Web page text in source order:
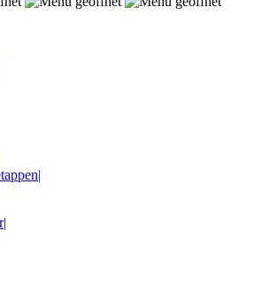
|
|